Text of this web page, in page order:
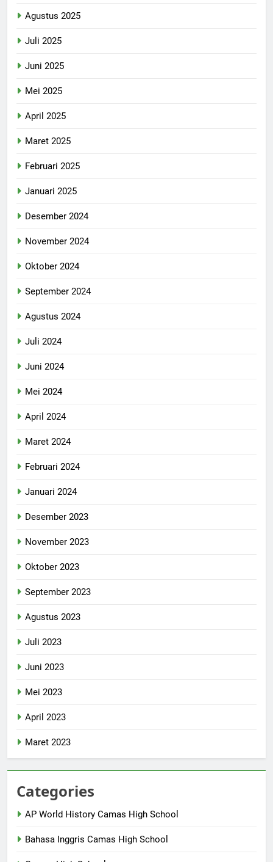
Agustus 2025
Juli 2025
Juni 2025
Mei 2025
April 2025
Maret 2025
Februari 2025
Januari 2025
Desember 2024
November 2024
Oktober 2024
September 2024
Agustus 2024
Juli 2024
Juni 2024
Mei 2024
April 2024
Maret 2024
Februari 2024
Januari 2024
Desember 2023
November 2023
Oktober 2023
September 2023
Agustus 2023
Juli 2023
Juni 2023
Mei 2023
April 2023
Maret 2023
Categories
AP World History Camas High School
Bahasa Inggris Camas High School